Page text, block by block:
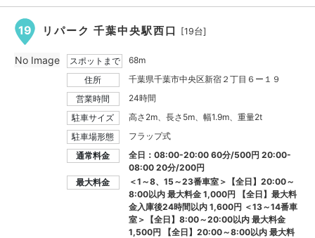
19 リパーク 千葉中央駅西口 [19台]
スポットまで
68m
住所
千葉県千葉市中央区新宿２丁目６ー１９
営業時間
24時間
駐車サイズ
高さ2m、長さ5m、幅1.9m、重量2t
駐車場形態
フラップ式
通常料金
全日：08:00-20:00 60分/500円 20:00-
08:00 20分/200円
最大料金
＜1～8、15～23番車室＞【全日】20:00～
8:00以内 最大料金1,000円
【全日】最大料
金入庫後24時間以内1,600円 ＜13～14番車
室＞【全日】8:00～20:00以内 最大料金
1,500円
【全日】20:00～8:00以内 最大料
No Image